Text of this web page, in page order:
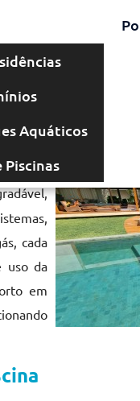
Aquáticos
cada
uso da
em